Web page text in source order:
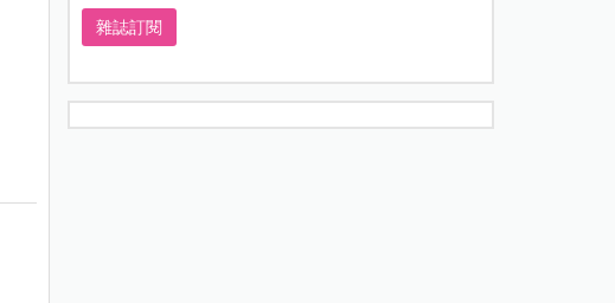
雜誌訂閱